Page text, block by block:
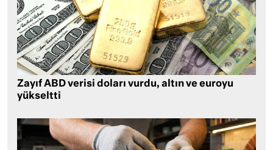
Zayıf ABD verisi doları vurdu, altın ve euroyu
yükseltti